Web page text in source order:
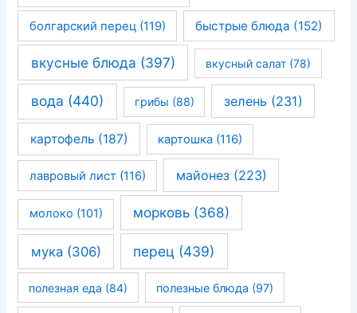
болгарский перец(119) быстрые блюда (152)
вкусные блюда (397) вкусный салат (78)
вода (440) грибы (88) зелень (231)
картофель (187) картошка (116)
лавровый лист(116) майонез(223)
молоко (101) морковь(368)
мука(306) перец (439)
полезная еда (84) полезные блюда (97)